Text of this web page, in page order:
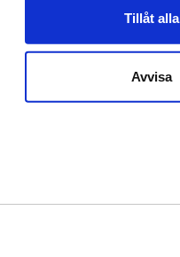
Tillåt alla
Avvisa
place2place AB 2020